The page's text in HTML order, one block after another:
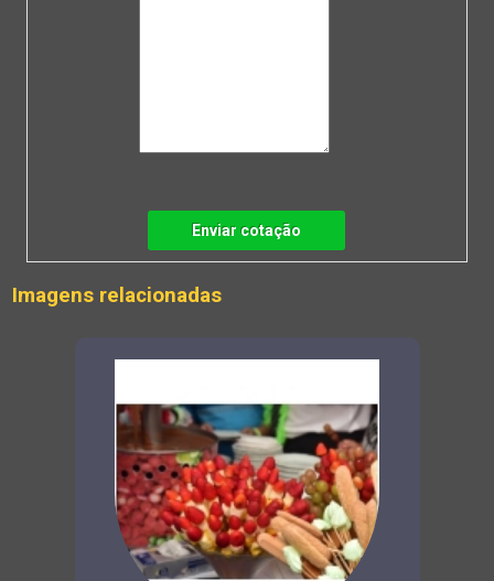
Enviar cotação
Imagens relacionadas